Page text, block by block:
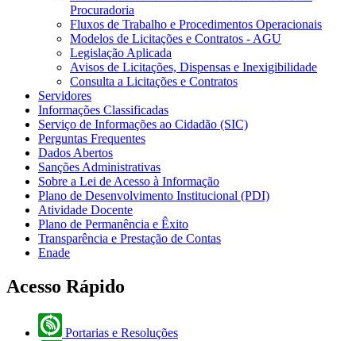
Procuradoria
Fluxos de Trabalho e Procedimentos Operacionais
Modelos de Licitações e Contratos - AGU
Legislação Aplicada
Avisos de Licitações, Dispensas e Inexigibilidade
Consulta a Licitações e Contratos
Servidores
Informações Classificadas
Serviço de Informações ao Cidadão (SIC)
Perguntas Frequentes
Dados Abertos
Sanções Administrativas
Sobre a Lei de Acesso à Informação
Plano de Desenvolvimento Institucional (PDI)
Atividade Docente
Plano de Permanência e Êxito
Transparência e Prestação de Contas
Enade
Acesso Rápido
Portarias e Resoluções